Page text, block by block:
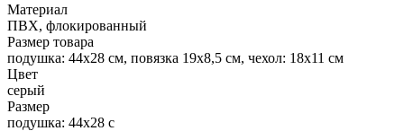
Материал
ПВХ, флокированный
Размер товара
подушка: 44х28 см, повязка 19х8,5 см, чехол: 18х11 см
Цвет
серый
Размер
подушка: 44х28 с